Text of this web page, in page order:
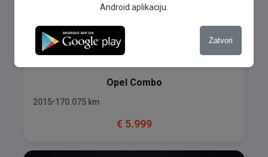
Opel Combo
2015 170.075 km
€ 5.999
Android aplikaciju.
Zatvori